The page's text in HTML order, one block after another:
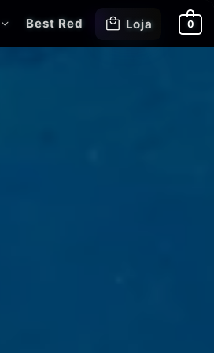
Best Red Loja 0